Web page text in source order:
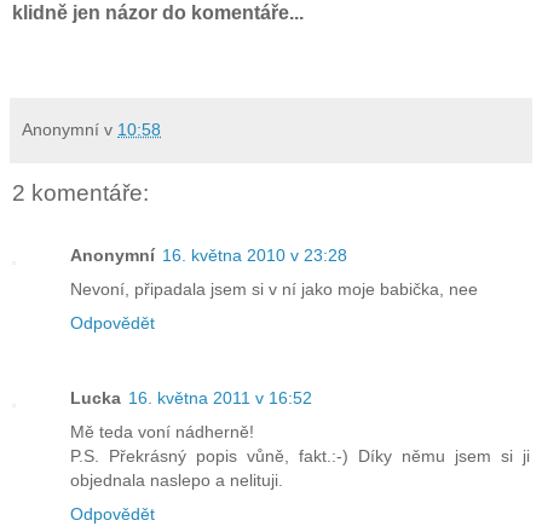
klidně jen názor do komentáře...
Anonymní v 10:58
2 komentáře:
Anonymní 16. května 2010 v 23:28
Nevoní, připadala jsem si v ní jako moje babička, nee
Odpovědět
Lucka 16. května 2011 v 16:52
Mě teda voní nádherně!
P.S. Překrásný popis vůně, fakt.:-) Díky němu jsem si ji
objednala naslepo a nelituji.
Odpovědět